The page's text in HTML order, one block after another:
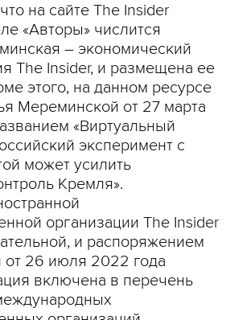
на сайте The Insider
«Авторы» числится
– экономический
The Insider, и размещена ее
этого, на данном ресурсе
Мереминской от 27 марта
«Виртуальный
эксперимент с
может усилить
Кремля».
организации The Insider
и распоряжением
26 июля 2022 года
включена в перечень